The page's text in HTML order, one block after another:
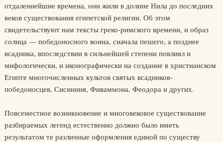
отдаленнейшие времена, они жили в долине Нила до последних
веков существования египетской религии. Об этом
свидетельствуют нам тексты греко-римского времени, и образ
солнца — победоносного воина, сначала пешего, а позднее
всадника, впоследствии в сильнейшей степени повлиял и
мифологически, и иконографически на создание в христианском
Египте многочисленных культов святых всадников-
победоносцев, Сисинния, Фиваммона, Феодора и других.
Повсеместное возникновение и многовековое существование
разбираемых легенд естественно должно было иметь
результатом те различные оформления единой по существу